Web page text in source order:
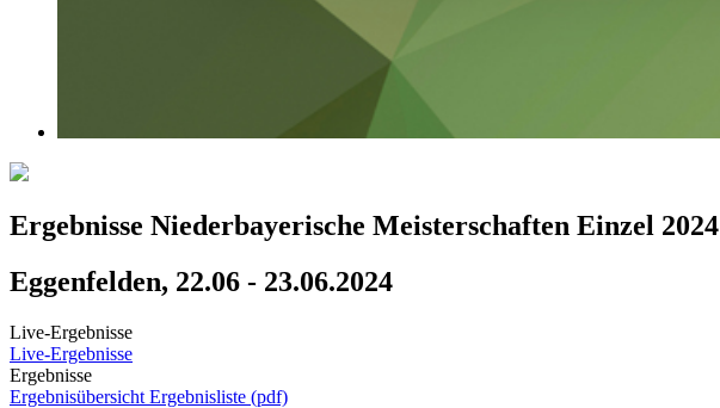
Ergebnisse Niederbayerische Meisterschaften Einzel 2024
Eggenfelden, 22.06 - 23.06.2024
Live-Ergebnisse
Live-Ergebnisse
Ergebnisse
Ergebnisübersicht Ergebnisliste (pdf)